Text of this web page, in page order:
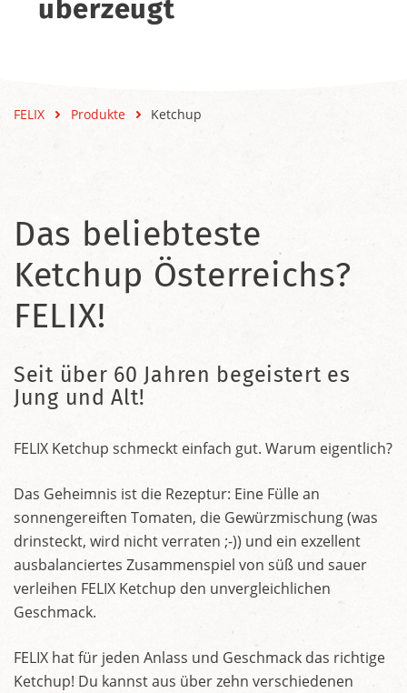
überzeugt
FELIX Produkte Ketchup
Das beliebteste
Ketchup Österreichs?
FELIX!
Seit über 60 Jahren begeistert es
Jung und Alt!
FELIX Ketchup schmeckt einfach gut. Warum eigentlich?
Das Geheimnis ist die Rezeptur: Eine Fülle an
sonnengereiften Tomaten, die Gewürzmischung (was
drinsteckt, wird nicht verraten ;-)) und ein exzellent
ausbalanciertes Zusammenspiel von süß und sauer
verleihen FELIX Ketchup den unvergleichlichen
Geschmack.
FELIX hat für jeden Anlass und Geschmack das richtige
Ketchup! Du kannst aus über zehn verschiedenen